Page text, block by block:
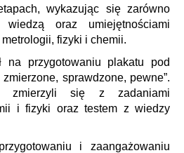
wykazując się zarówno
oraz umiejętnościami
fizyki i chemii.
na przygotowaniu plakatu pod
zmierzone, sprawdzone, pewne”.
zmierzyli się z zadaniami
i fizyki oraz testem z wiedzy
i zaangażowaniu